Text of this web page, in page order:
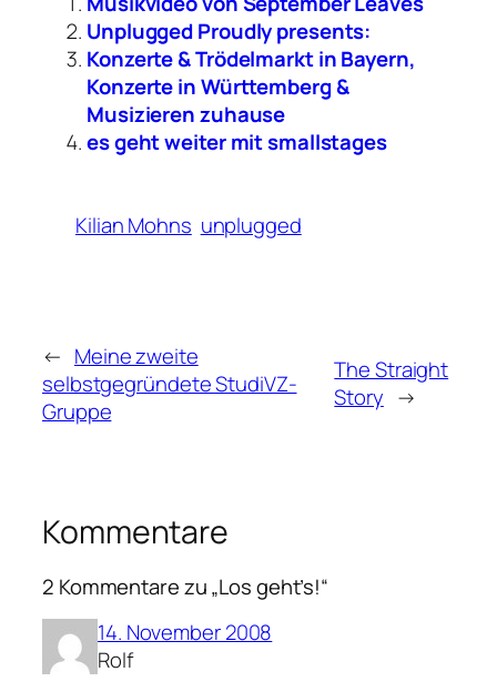
Unplugged Proudly presents:
Konzerte & Trödelmarkt in Bayern,
Konzerte in Württemberg &
Musizieren zuhause
es geht weiter mit smallstages
Kilian Mohns unplugged
← Meine zweite
selbstgegründete StudiVZ-
Gruppe
The Straight
Story →
Kommentare
2 Kommentare zu „Los geht’s!“
14. November 2008
Rolf